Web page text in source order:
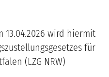
13.04.2026 wird hiermit
für
(LZG NRW)